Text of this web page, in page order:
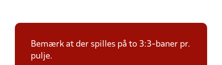
Bemærk at der spilles på to 3:3-baner pr.
pulje.